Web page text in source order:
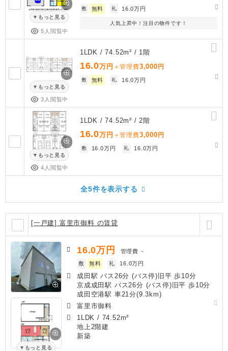
もっと見る
5人閲覧中
敷 無料 礼 16.0万円
人気上昇中！注目の物件です！
もっと見る
3人閲覧中
1LDK / 74.52m² / 1階
16.0万円 ＋管理費3,000 円
敷 無料 礼 16.0万円
もっと見る
4人閲覧中
1LDK / 74.52m² / 2階
16.0万円 ＋管理費3,000 円
敷 16.0万円 礼 16.0万円
全5件を表示する
[一戸建] 富里市御料 の賃貸
もっと見る
16.0万円 管理費 －
敷
無料 礼 16.0万円
成田駅 バス26分 (バス停)旧平 歩10分
京成成田駅 バス26分 (バス停)旧平 歩10分
成田空港駅 車21分(9.3km)
富里市御料
1LDK / 74.52m²
地上2階建
新築